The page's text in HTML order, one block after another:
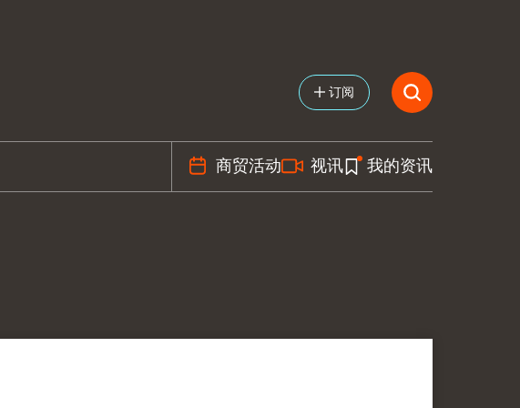
订阅
商贸活动 视讯 我的资讯